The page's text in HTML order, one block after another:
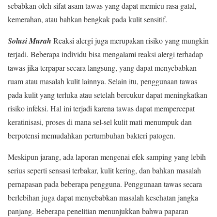
sebabkan oleh sifat asam tawas yang dapat memicu rasa gatal,
kemerahan, atau bahkan bengkak pada kulit sensitif.
Solusi Murah Reaksi alergi juga merupakan risiko yang mungkin
terjadi. Beberapa individu bisa mengalami reaksi alergi terhadap
tawas jika terpapar secara langsung, yang dapat menyebabkan
ruam atau masalah kulit lainnya. Selain itu, penggunaan tawas
pada kulit yang terluka atau setelah bercukur dapat meningkatkan
risiko infeksi. Hal ini terjadi karena tawas dapat mempercepat
keratinisasi, proses di mana sel-sel kulit mati menumpuk dan
berpotensi memudahkan pertumbuhan bakteri patogen.
Meskipun jarang, ada laporan mengenai efek samping yang lebih
serius seperti sensasi terbakar, kulit kering, dan bahkan masalah
pernapasan pada beberapa pengguna. Penggunaan tawas secara
berlebihan juga dapat menyebabkan masalah kesehatan jangka
panjang. Beberapa penelitian menunjukkan bahwa paparan